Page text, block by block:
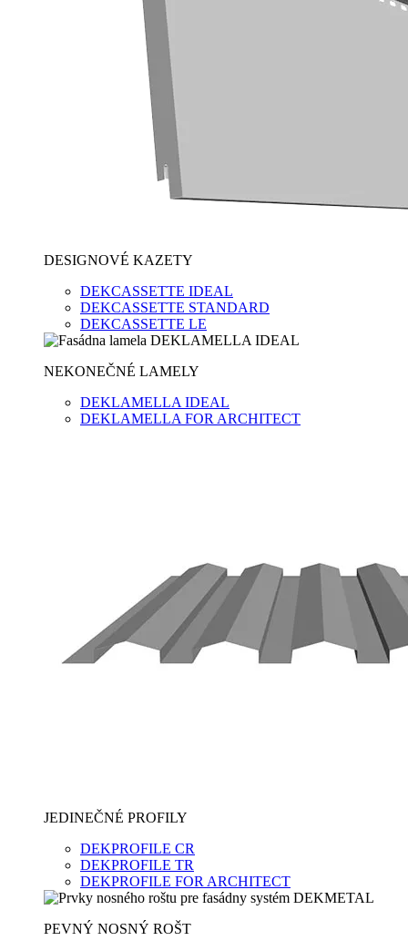
DESIGNOVÉ KAZETY
DEKCASSETTE IDEAL
DEKCASSETTE STANDARD
DEKCASSETTE LE
NEKONEČNÉ LAMELY
DEKLAMELLA IDEAL
DEKLAMELLA FOR ARCHITECT
JEDINEČNÉ PROFILY
DEKPROFILE CR
DEKPROFILE TR
DEKPROFILE FOR ARCHITECT
PEVNÝ NOSNÝ ROŠT